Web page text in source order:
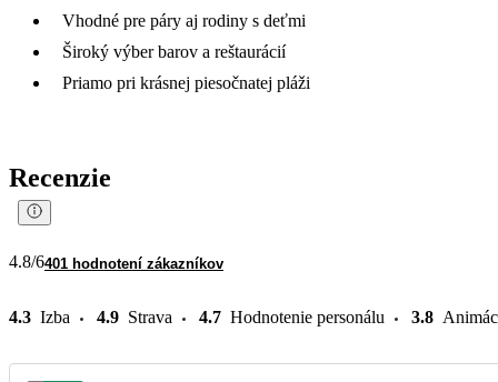
Vhodné pre páry aj rodiny s deťmi
Široký výber barov a reštaurácií
Priamo pri krásnej piesočnatej pláži
Recenzie
4.8/6401 hodnotení zákazníkov
4.3 Izba 4.9 Strava 4.7 Hodnotenie personálu 3.8